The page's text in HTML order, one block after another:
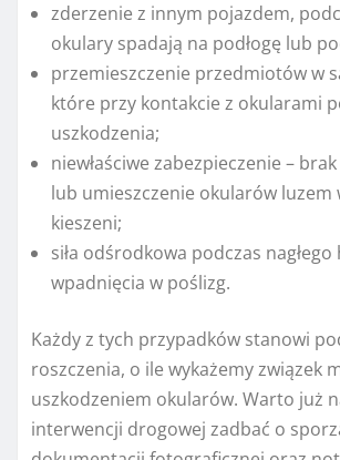
zderzenie z innym pojazdem,
okulary spadają na podłogę lub
przemieszczenie przedmiotów w
które przy kontakcie z okularami
uszkodzenia;
niewłaściwe zabezpieczenie –
lub umieszczenie okularów luzem
kieszeni;
siła odśrodkowa podczas
wpadnięcia w poślizg.
Każdy z tych przypadków stanowi
roszczenia, o ile wykażemy związek
uszkodzeniem okularów. Warto już
interwencji drogowej zadbać o